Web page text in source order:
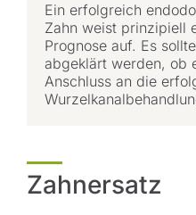
Ein erfolgreich
Zahn weist prinzipiell
Prognose auf. Es
abgeklärt werden, ob
Anschluss an die
Zahnersatz